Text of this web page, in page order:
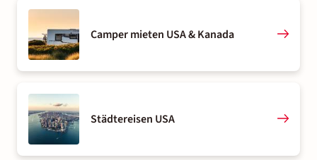
Camper mieten USA & Kanada
Städtereisen USA